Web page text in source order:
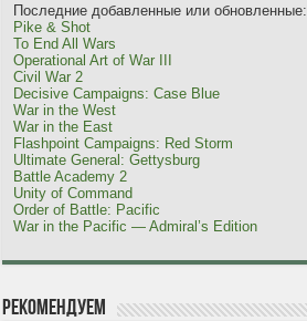
Последние добавленные или обновленные:
Pike & Shot
To End All Wars
Operational Art of War III
Civil War 2
Decisive Campaigns: Case Blue
War in the West
War in the East
Flashpoint Campaigns: Red Storm
Ultimate General: Gettysburg
Battle Academy 2
Unity of Command
Order of Battle: Pacific
War in the Pacific — Admiral’s Edition
Рекомендуем